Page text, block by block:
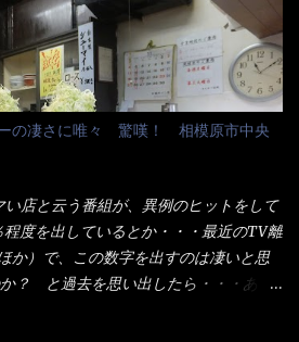
イズだなぁ～ この木桶サイズに、満々
進むうちに、麺が伸びてしまうだろ
直後のままで、食べ進められるじゃな
を満タンに用意して、山葵も2つ。 そ
汁が薄まらない！ これだよ、こ
と共に汁の方へ湯までも入ってしま
スープが絡む現象ですな。 結局、伸び
・・最後の方で＜だし汁＞を少し追加
ど、得サイズは全てお腹の中へ収まっ
いと云う事も無いな！ まだ鶏天1個位
で、今回＜釜揚げうどんの湯無し＞を
やお歳暮など送った事は無い！（キッ
っているのは、官公庁や超大手企業戦
でしょう。 要は、ゴマスリ・・・てな
ば、大阪誕生→全国区（北海道と沖縄
飩チェーン店大手といっても過言では
毎日饂飩を打っているので饂飩好きの
と云う人も居るらしい・・ そんな大手
があるのか？ 箱詰め乾麺！ このパッ
なく贈答用目的でしょう。 そんな贈答
やメガドンキで発見し購入！ 中身は、
束が6束／一パックになっており、それ
の凄さに唯々 驚嘆！ 相模原市中央
店と云う番組が、異例のヒットをして
程度を出しているとか・・・最近のTV離
か）で、この数字を出すのは凄いと思
か？ と過去を思い出したら・・・あっ